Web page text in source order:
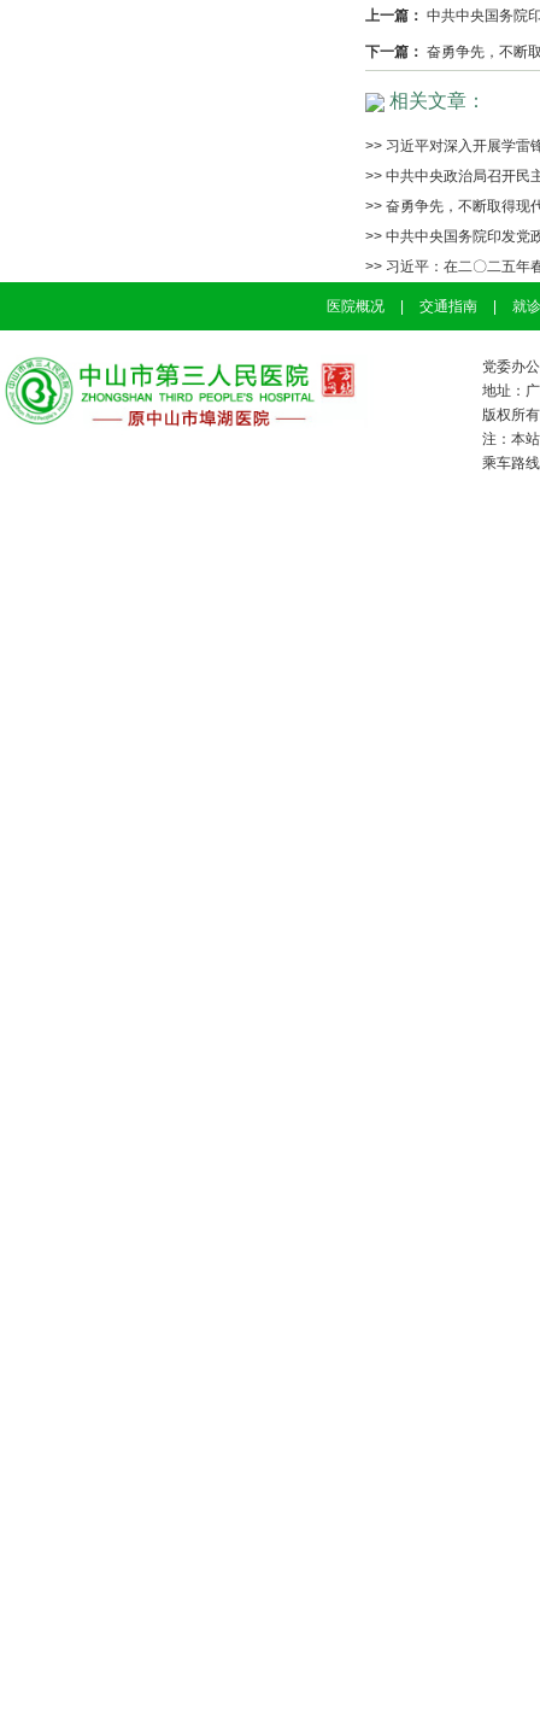
上一篇： 中共中央国务院
下一篇： 奋勇争先，不断
相关文章：
>> 习近平对深入开展学雷
>> 中共中央政治局召开民
>> 奋勇争先，不断取得现
>> 中共中央国务院印发党
>> 习近平：在二〇二五年
医院概况 交通指南 就
党委办
地址：
版权所
注：本
乘车路